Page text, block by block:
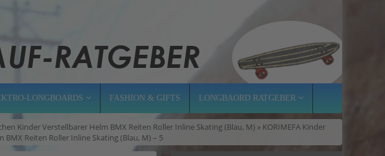
LONGBOARDS FASHION & GIFTS LONGBAORD RATGEBER
Kinder Verstellbarer Helm BMX Reiten Roller Inline Skating (Blau, M) » KORIMEFA Kinder
Reiten Roller Inline Skating (Blau, M) – 5